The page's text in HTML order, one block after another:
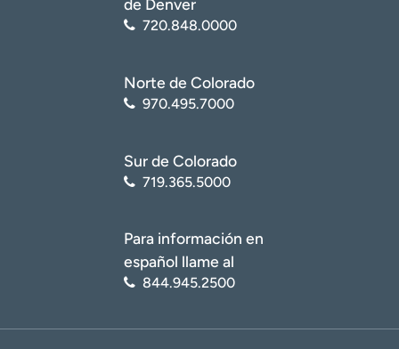
de Denver
720.848.0000
Norte de Colorado
970.495.7000
Sur de Colorado
719.365.5000
Para información en
español llame al
844.945.2500